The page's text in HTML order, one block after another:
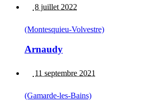
8 juillet 2022
(Montesquieu-Volvestre)
Arnaudy
11 septembre 2021
(Gamarde-les-Bains)